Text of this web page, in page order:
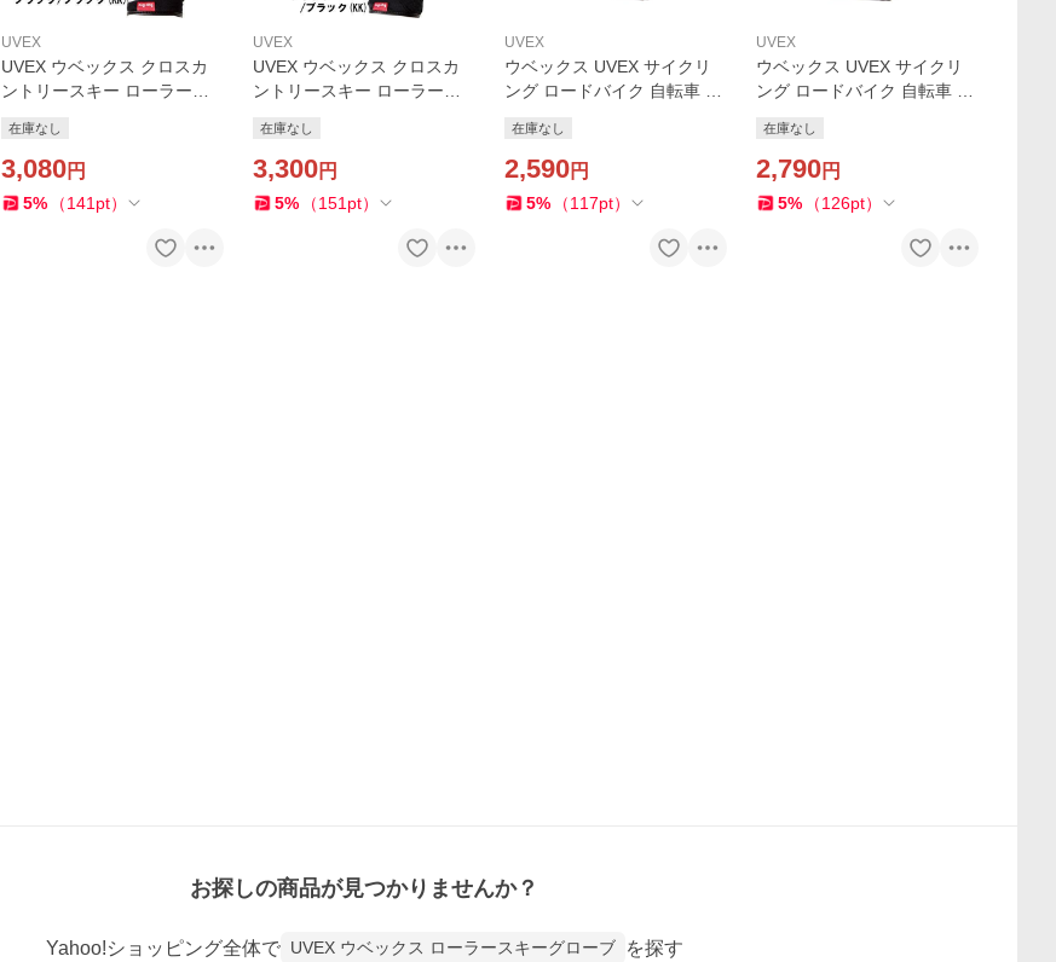
UVEX
UVEX ウベックス クロスカ
ントリースキー ローラース
グローブ エルゴグリップ ミ
ドルフィンガーグローブ U17
2 クリックポスト対応可
在庫なし
3,080円
5% （141 pt）
UVEX
UVEX ウベックス クロスカ
ントリースキー ローラース
グローブ エルゴグリップ ロ
ングフィンガーグローブ U17
3 クリックポスト対応可
在庫なし
3,300円
5% （151 pt）
UVEX
ウベックス UVEX サイクリ
ング ロードバイク 自転車 ロ
プ ショートフィンガーグロ
ーブ U191
在庫なし
2,590円
5% （117pt）
UVEX
ウベックス UVEX サイクリ
ング ロードバイク 自転車 ロ
プ ミドルフィンガーグロー
ブ U192
在庫なし
2,790円
5% （126pt）
お探しの商品が見つかりませんか？
Yahoo!ショッピング全体で UVEX ウベックス ローラースキーグローブ を探す